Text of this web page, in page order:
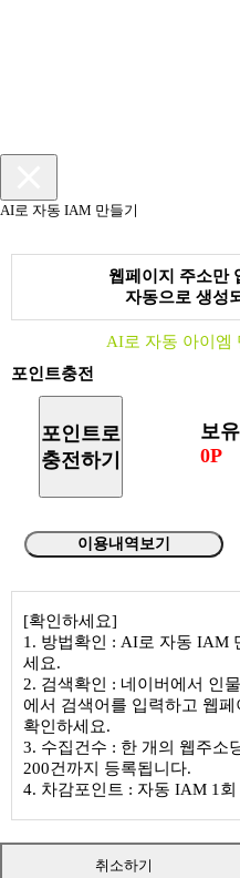
AI로 자동 IAM 만들기
웹페이지 주소만
자동으로 생성
AI로 자동 아이엠
포인트충전
포인트로
충전하기
보
0P
이용내역보기
[확인하세요]
1. 방법확인 : AI로 자동 IAM
세요.
2. 검색확인 : 네이버에서 인
에서 검색어를 입력하고 웹
확인하세요.
3. 수집건수 : 한 개의 웹주소
200건까지 등록됩니다.
4. 차감포인트 : 자동 IAM 1
취소하기